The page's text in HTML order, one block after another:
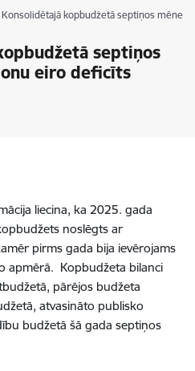
Konsolidētajā kopbudžetā septiņos
septiņos
eiro deficīts
liecina, ka 2025. gada
noslēgts ar
pirms gada bija ievērojams
apmērā. Kopbudžeta bilanci
pārējos budžeta
atvasināto publisko
budžetā šā gada septiņos